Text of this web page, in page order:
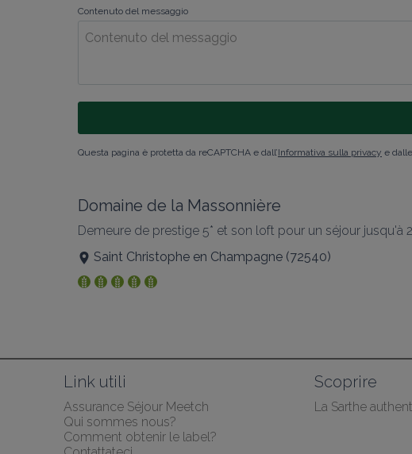
Contenuto del messaggio
Questa pagina è protetta da reCAPTCHA e dall’Informativa sulla privacy e dalle
Domaine de la Massonnière
Demeure de prestige 5* et son loft pour un séjour jusqu'à
Saint Christophe en Champagne (72540)
Link utili
Assurance Séjour Meetch
Qui sommes nous?
Comment obtenir le label?
Scoprire
La Sarthe